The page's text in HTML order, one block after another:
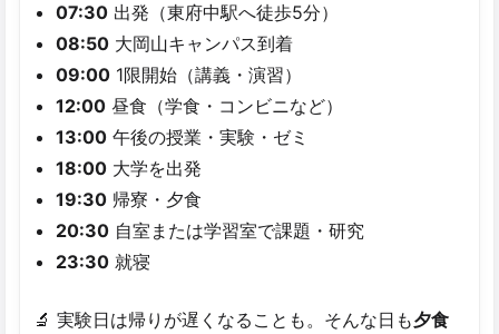
07:30 出発（東府中駅へ徒歩5分）
08:50 大岡山キャンパス到着
09:00 1限開始（講義・演習）
12:00 昼食（学食・コンビニなど）
13:00 午後の授業・実験・ゼミ
18:00 大学を出発
19:30 帰寮・夕食
20:30 自室または学習室で課題・研究
23:30 就寝
🔬 実験日は帰りが遅くなることも。そんな日も夕食